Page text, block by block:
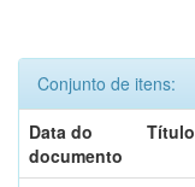
Conjunto de itens:
Data do
documento
Título